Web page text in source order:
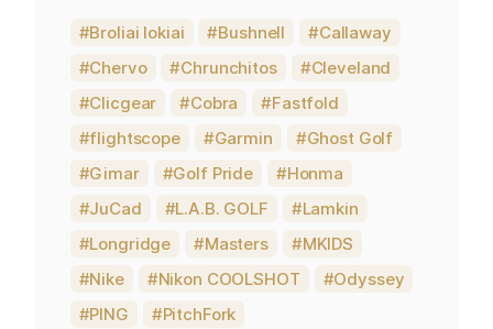
Broliai lokiai Bushnell
Callaway
Chervo
Chrunchitos
Cleveland
Clicgear
Cobra
Fastfold
flightscope
Garmin
Ghost Golf
Gimar
Golf Pride
Honma
JuCad
L.A.B. GOLF
Lamkin
Longridge
Masters
MKIDS
Nike
Nikon COOLSHOT
Odyssey
PING
PitchFork